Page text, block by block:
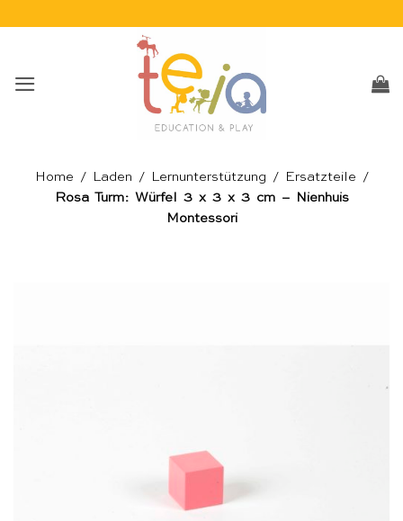
Home / Laden / Lernunterstützung / Ersatzteile /
Rosa Turm: Würfel 3 x 3 x 3 cm – Nienhuis
Montessori